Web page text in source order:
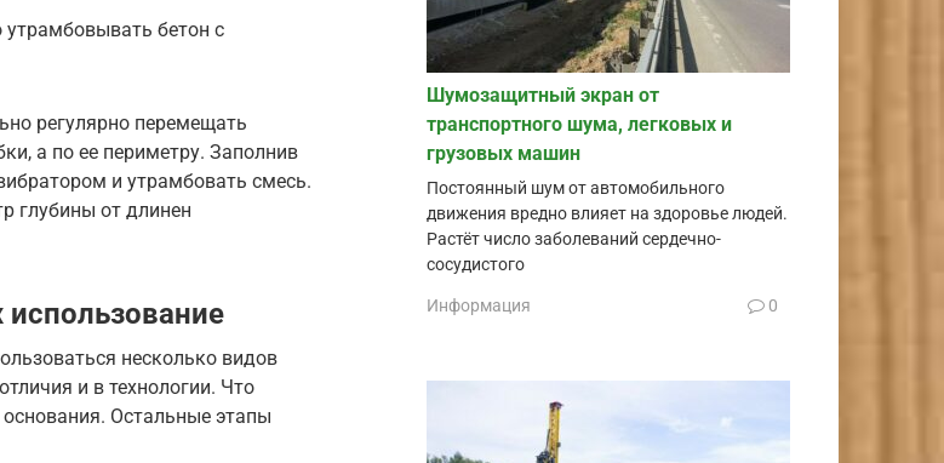
бетон с
регулярно перемещать
а по ее периметру. Заполнив
и утрамбовать смесь.
глубины от длинен
несколько видов
и в технологии. Что
Остальные этапы
Шумозащитный экран от
транспортного шума, легковых и
грузовых машин
Постоянный шум от автомобильного
движения вредно влияет на здоровье людей.
Растёт число заболеваний сердечно-
сосудистого
Информация 0